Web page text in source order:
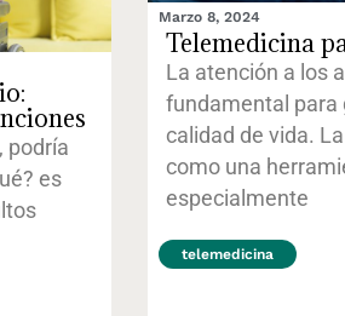
podría
es
Marzo 8, 2024
Telemedicina
La atención a los
fundamental para
calidad de vida.
como una
especialmente
telemedicina